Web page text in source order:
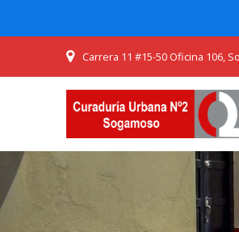
Carrera 11 #15-50 Oficina 106,